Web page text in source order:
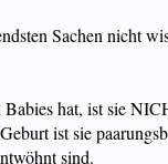
Sachen nicht
hat, ist sie
ist sie
sind.